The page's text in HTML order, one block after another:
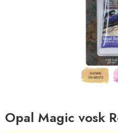
Opal Magic vosk